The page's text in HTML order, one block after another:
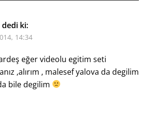
dedi ki:
14:34
eğer videolu egitim seti
,alırım , malesef yalova da degilim
bile degilim